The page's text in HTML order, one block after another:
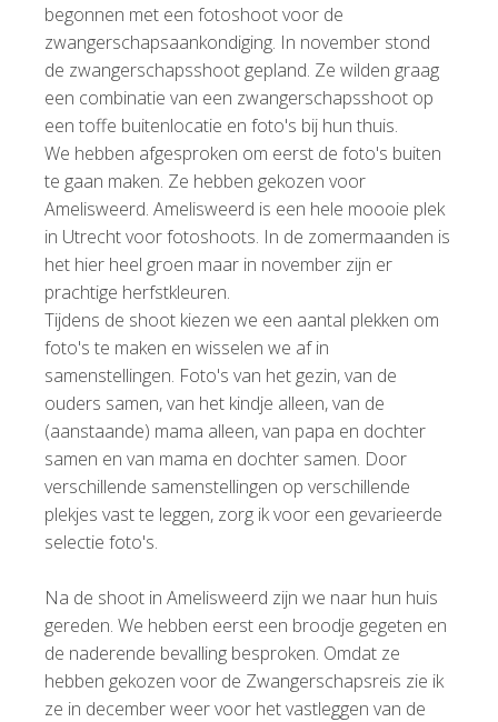
begonnen met een fotoshoot voor de
zwangerschapsaankondiging. In november stond
de zwangerschapsshoot gepland. Ze wilden graag
een combinatie van een zwangerschapsshoot op
een toffe buitenlocatie en foto's bij hun thuis.
We hebben afgesproken om eerst de foto's buiten
te gaan maken. Ze hebben gekozen voor
Amelisweerd. Amelisweerd is een hele moooie plek
in Utrecht voor fotoshoots. In de zomermaanden is
het hier heel groen maar in november zijn er
prachtige herfstkleuren.
Tijdens de shoot kiezen we een aantal plekken om
foto's te maken en wisselen we af in
samenstellingen. Foto's van het gezin, van de
ouders samen, van het kindje alleen, van de
(aanstaande) mama alleen, van papa en dochter
samen en van mama en dochter samen. Door
verschillende samenstellingen op verschillende
plekjes vast te leggen, zorg ik voor een gevarieerde
selectie foto's.
Na de shoot in Amelisweerd zijn we naar hun huis
gereden. We hebben eerst een broodje gegeten en
de naderende bevalling besproken. Omdat ze
hebben gekozen voor de Zwangerschapsreis zie ik
ze in december weer voor het vastleggen van de